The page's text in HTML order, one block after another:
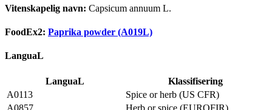
Vitenskapelig navn: Capsicum annuum L.
FoodEx2: Paprika powder (A019L)
LanguaL
LanguaL
Klassifisering
A0113
Spice or herb (US CFR)